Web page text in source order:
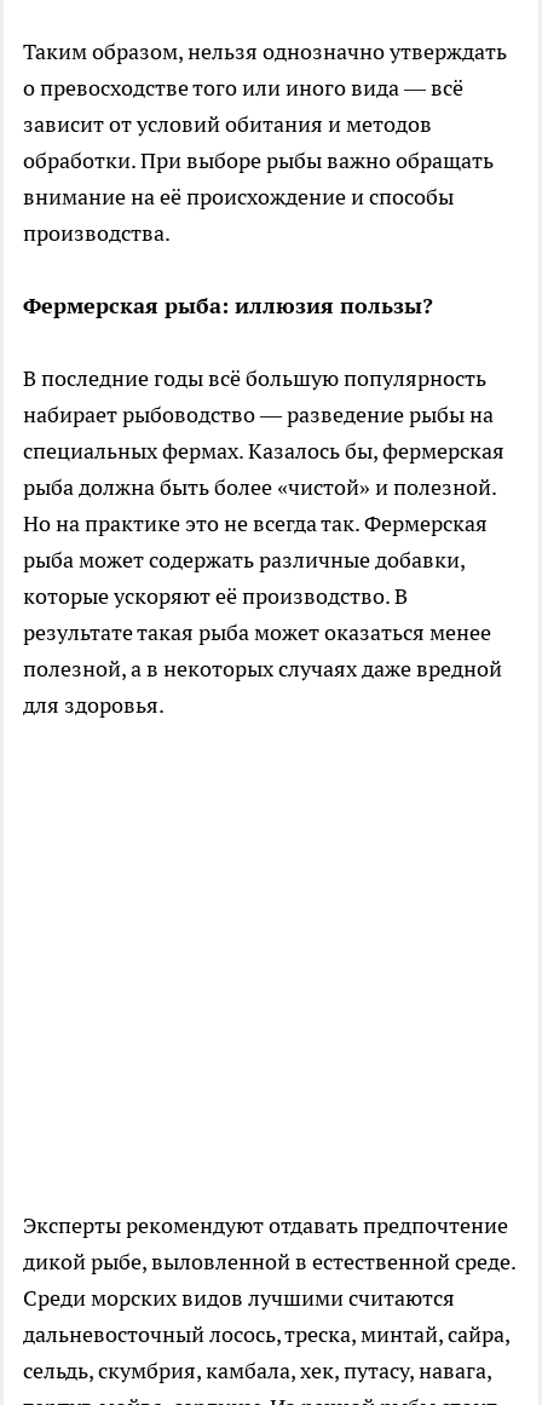
Таким образом, нельзя однозначно утверждать
о превосходстве того или иного вида — всё
зависит от условий обитания и методов
обработки. При выборе рыбы важно обращать
внимание на её происхождение и способы
производства.
Фермерская рыба: иллюзия пользы?
В последние годы всё большую популярность
набирает рыбоводство — разведение рыбы на
специальных фермах. Казалось бы, фермерская
рыба должна быть более «чистой» и полезной.
Но на практике это не всегда так. Фермерская
рыба может содержать различные добавки,
которые ускоряют её производство. В
результате такая рыба может оказаться менее
полезной, а в некоторых случаях даже вредной
для здоровья.
Эксперты рекомендуют отдавать предпочтение
дикой рыбе, выловленной в естественной среде.
Среди морских видов лучшими считаются
дальневосточный лосось, треска, минтай, сайра,
сельдь, скумбрия, камбала, хек, путасу, навага,